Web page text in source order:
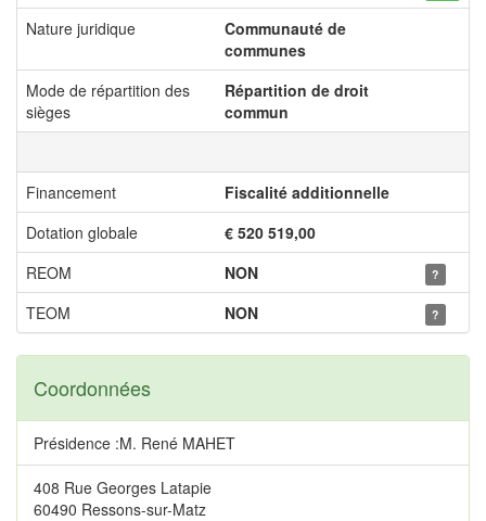
Nature juridique
Communauté de
communes
Mode de répartition des
sièges
Répartition de droit
commun
Financement
Fiscalité additionnelle
Dotation globale
€ 520 519,00
REOM
NON ?
TEOM NON ?
Coordonnées
Présidence :M. René MAHET
408 Rue Georges Latapie
60490 Ressons-sur-Matz